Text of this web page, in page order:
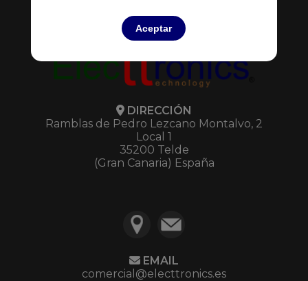
Aceptar
DIRECCIÓN
Ramblas de Pedro Lezcano Montalvo, 2
Local 1
35200 Telde
(Gran Canaria) España
EMAIL
comercial@electtronics.es